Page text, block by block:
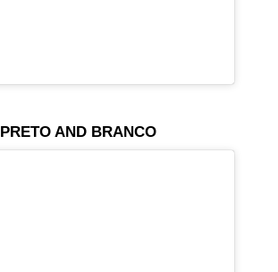
PRETO AND BRANCO